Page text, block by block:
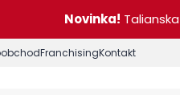
Novinka!
FranchisingKontakt